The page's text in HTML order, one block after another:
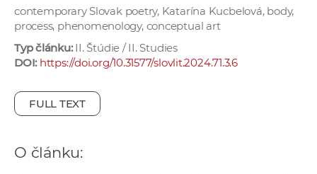
v
contemporary Slovak poetry, Katarína Kucbelová, body,
process, phenomenology, conceptual art
Typ článku:II. Štúdie / II. Studies
DOI: https://doi.org/10.31577/slovlit.2024.71.3.6
FULL TEXT
O článku: